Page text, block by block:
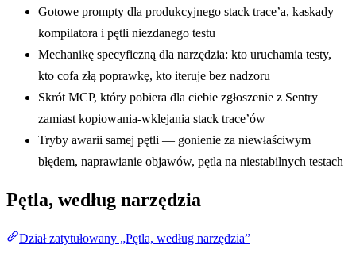
Gotowe prompty dla produkcyjnego stack trace’a, kaskady
kompilatora i pętli niezdanego testu
Mechanikę specyficzną dla narzędzia: kto uruchamia testy,
kto cofa złą poprawkę, kto iteruje bez nadzoru
Skrót MCP, który pobiera dla ciebie zgłoszenie z Sentry
zamiast kopiowania-wklejania stack trace’ów
Tryby awarii samej pętli — gonienie za niewłaściwym
błędem, naprawianie objawów, pętla na niestabilnych testach
Pętla, według narzędzia
Dział zatytułowany „Pętla, według narzędzia”